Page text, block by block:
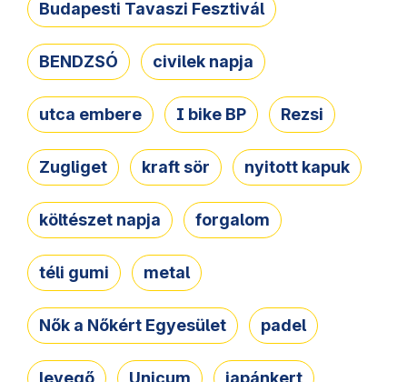
Budapesti Tavaszi Fesztivál
BENDZSÓ civilek napja
utca embere I bike BP Rezsi
Zugliget kraft sör nyitott kapuk
költészet napja forgalom
téli gumi metal
Nők a Nőkért Egyesület padel
levegő Unicum japánkert